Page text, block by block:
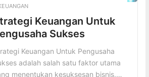
Keuangan Untuk
Sukses
Keuangan Untuk Pengusaha
adalah salah satu faktor utama
menentukan kesuksesan bisnis.